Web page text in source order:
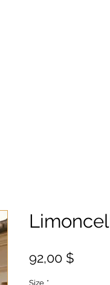
92,00 $
Size *